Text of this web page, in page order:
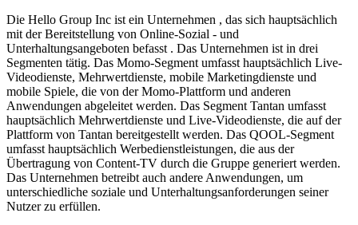
Die Hello Group Inc ist ein Unternehmen , das sich hauptsächlich
mit der Bereitstellung von Online-Sozial - und
Unterhaltungsangeboten befasst . Das Unternehmen ist in drei
Segmenten tätig. Das Momo-Segment umfasst hauptsächlich Live-
Videodienste, Mehrwertdienste, mobile Marketingdienste und
mobile Spiele, die von der Momo-Plattform und anderen
Anwendungen abgeleitet werden. Das Segment Tantan umfasst
hauptsächlich Mehrwertdienste und Live-Videodienste, die auf der
Plattform von Tantan bereitgestellt werden. Das QOOL-Segment
umfasst hauptsächlich Werbedienstleistungen, die aus der
Übertragung von Content-TV durch die Gruppe generiert werden.
Das Unternehmen betreibt auch andere Anwendungen, um
unterschiedliche soziale und Unterhaltungsanforderungen seiner
Nutzer zu erfüllen.